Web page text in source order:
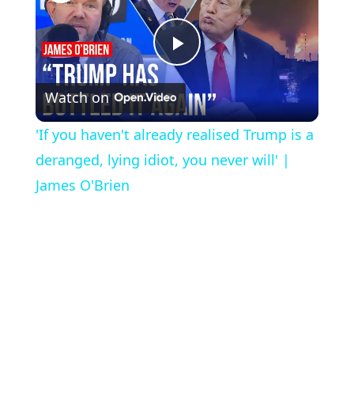
Play
Video
Watch on
'If you haven't already realised Trump is a
deranged, lying idiot, you never will' |
James O'Brien